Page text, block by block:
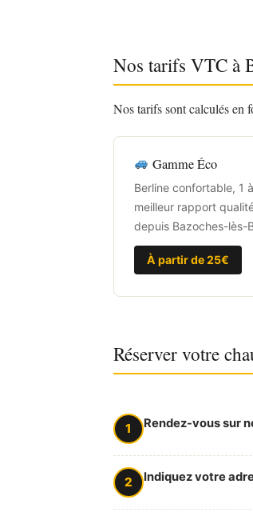
Nos tarifs VTC à
Nos tarifs sont calculés en
Gamme Éco
Berline confortable, 1
meilleur rapport
depuis Bazoches-lès-
À partir de 25€
Réserver votre
1 Rendez-vous sur
2 Indiquez votre